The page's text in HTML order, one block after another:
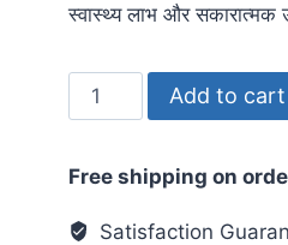
स्वास्थ्य लाभ और सकारात्मक
Add to cart
Free shipping on
Satisfaction